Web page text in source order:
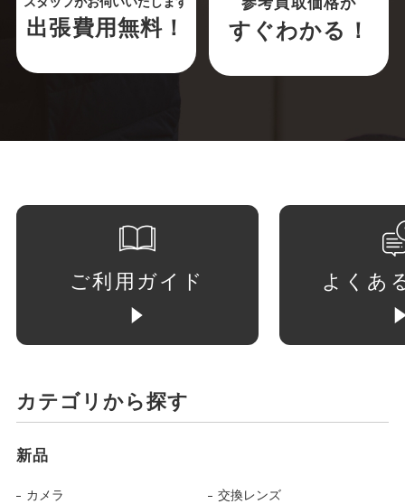
出張費用無料！ すぐわかる！
ご利用ガイド よくあ
カテゴリから探す
新品
カメラ 交換レンズ